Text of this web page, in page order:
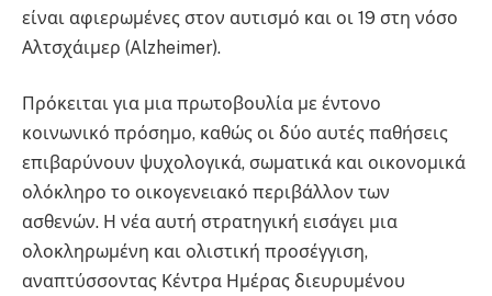
είναι αφιερωμένες στον αυτισμό και οι 19 στη νόσο
Αλτσχάιμερ (Alzheimer).
Πρόκειται για μια πρωτοβουλία με έντονο
κοινωνικό πρόσημο, καθώς οι δύο αυτές παθήσεις
επιβαρύνουν ψυχολογικά, σωματικά και οικονομικά
ολόκληρο το οικογενειακό περιβάλλον των
ασθενών. Η νέα αυτή στρατηγική εισάγει μια
ολοκληρωμένη και ολιστική προσέγγιση,
αναπτύσσοντας Κέντρα Ημέρας διευρυμένου